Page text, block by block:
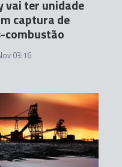
vai ter unidade
captura de
combustão
03:16